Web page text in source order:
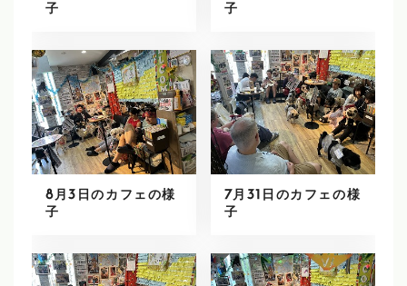
子
子
8月3日のカフェの様
子
7月31日のカフェの様
子